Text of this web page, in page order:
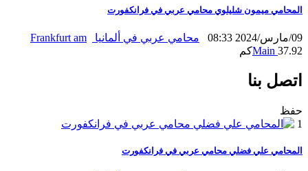
المحامي ميمون شليلوي محامي عربي في فرانكفورت
09/مارس/2024 08:33 محامي عربي في ألمانيا
Frankfurt am
Main 37.92كم
اتصل بنا
حفظ
1
المحامي علي فضلي محامي عربي في فرانكفورت